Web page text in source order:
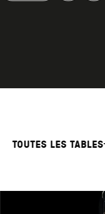
TOUTES LES TABLES